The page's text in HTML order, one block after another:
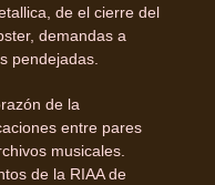
de el cierre del
demandas a
pendejadas.
de la
entre pares
musicales.
de la RIAA de